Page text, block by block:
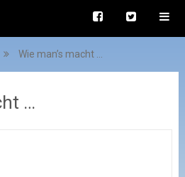
Wie man’s macht …
…